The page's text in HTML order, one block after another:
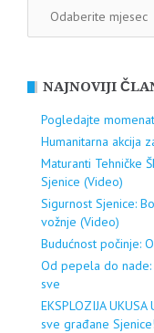
NAJNOVIJI
Pogledajte
Humanitarna akcija
Maturanti Tehničke
Sjenice (Video)
Sigurnost Sjenice:
vožnje (Video)
Budućnost počinje:
Od pepela do
sve
EKSPLOZIJA
sve građane Sjenice!